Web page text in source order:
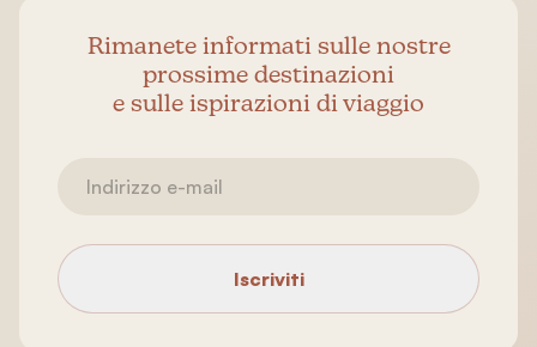
Rimanete informati sulle nostre
prossime destinazioni
e sulle ispirazioni di viaggio
Iscriviti